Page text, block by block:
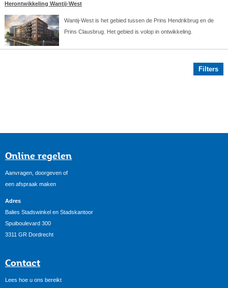
Herontwikkeling Wantij-West
Wantij-West is het gebied tussen de Prins Hendrikbrug en de
Prins Clausbrug. Het gebied is volop in ontwikkeling.
Filters
Online regelen
Aanvragen, doorgeven of
een afspraak maken
Adres
Balies Stadswinkel en Stadskantoor
Spuiboulevard 300
3311 GR Dordrecht
Contact
Lees hoe u ons bereikt